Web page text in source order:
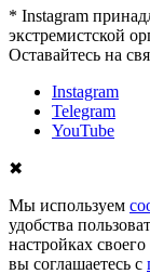
* Instagram
экстремистской
Оставайтесь на
Instagram
Telegram
YouTube
✖
Мы используем
удобства
настройках
вы соглашаетесь с